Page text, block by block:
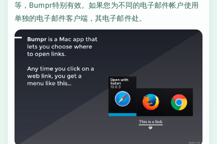
等，Bumpr特别有效。如果您为不同的电子邮件帐户使用
单独的电子邮件客户端，其电子邮件处。